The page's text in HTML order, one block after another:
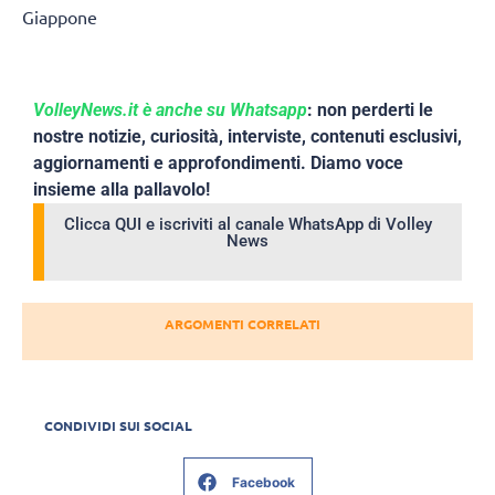
Giappone
VolleyNews.it è anche su Whatsapp: non perderti le
nostre notizie, curiosità, interviste, contenuti esclusivi,
aggiornamenti e approfondimenti. Diamo voce
insieme alla pallavolo!
Clicca QUI e iscriviti al canale WhatsApp di Volley
News
ARGOMENTI CORRELATI
CONDIVIDI SUI SOCIAL
Facebook